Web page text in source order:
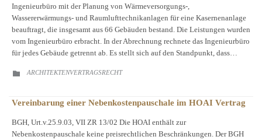
Ingenieurbüro mit der Planung von Wärmeversorgungs-,
Wassererwärmungs- und Raumlufttechnikanlagen für eine Kasernenanlage
beauftragt, die insgesamt aus 66 Gebäuden bestand. Die Leistungen wurden
vom Ingenieurbüro erbracht. In der Abrechnung rechnete das Ingenieurbüro
für jedes Gebäude getrennt ab. Es stellt sich auf den Standpunkt, dass…
 CATEGORY
ARCHITEKTENVERTRAGSRECHT
Vereinbarung einer Nebenkostenpauschale im HOAI Vertrag
BGH, Urt.v.25.9.03, VII ZR 13/02 Die HOAI enthält zur
Nebenkostenpauschale keine preisrechtlichen Beschränkungen. Der BGH